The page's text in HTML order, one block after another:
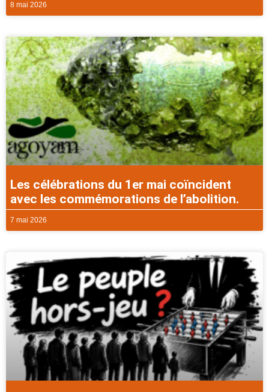
8 mai 2026
Les célébrations du 1er mai coïncident
avec les commémorations de l’abolition.
7 mai 2026